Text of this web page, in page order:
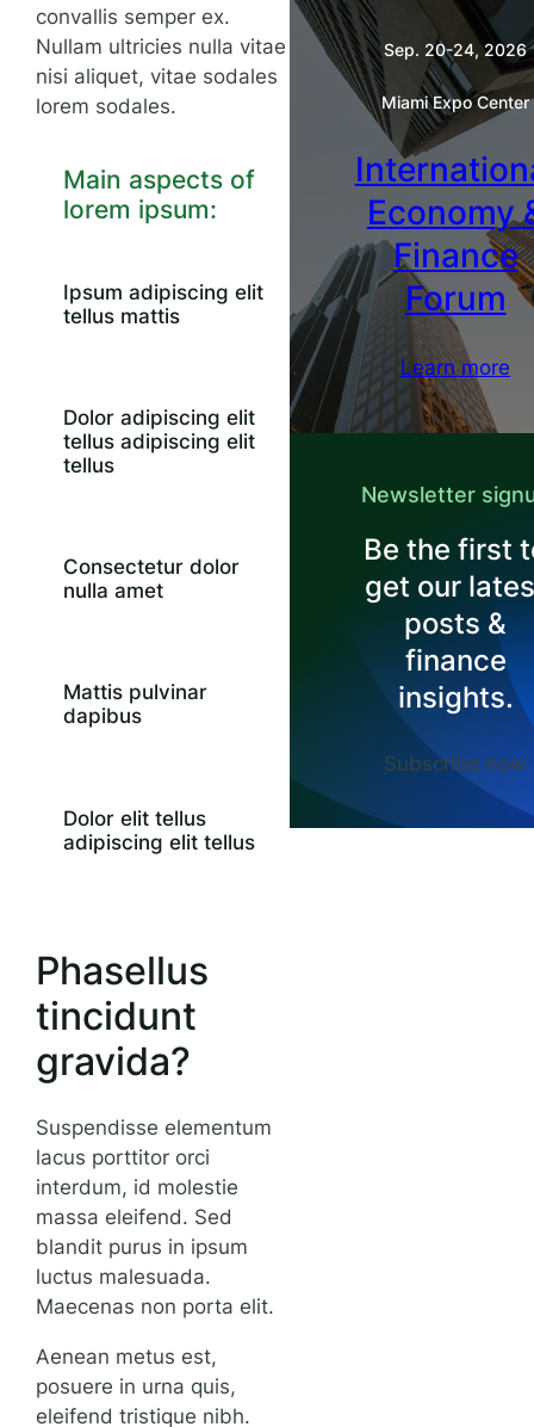
convallis semper ex.
Nullam ultricies nulla vitae
nisi aliquet, vitae sodales
lorem sodales.
Main aspects of
lorem ipsum:
Ipsum adipiscing elit
tellus mattis
Dolor adipiscing elit
tellus adipiscing elit
tellus
Consectetur dolor
nulla amet
Mattis pulvinar
dapibus
Dolor elit tellus
adipiscing elit tellus
Phasellus
tincidunt
gravida?
Suspendisse elementum
lacus porttitor orci
interdum, id molestie
massa eleifend. Sed
blandit purus in ipsum
luctus malesuada.
Maecenas non porta elit.
Aenean metus est,
posuere in urna quis,
eleifend tristique nibh.
Sep. 20-24, 2026
Miami Expo Center
Economy
Finance
Forum
Learn more
Newsletter
Be the first
get our
posts &
finance
insights.
Subscribe now